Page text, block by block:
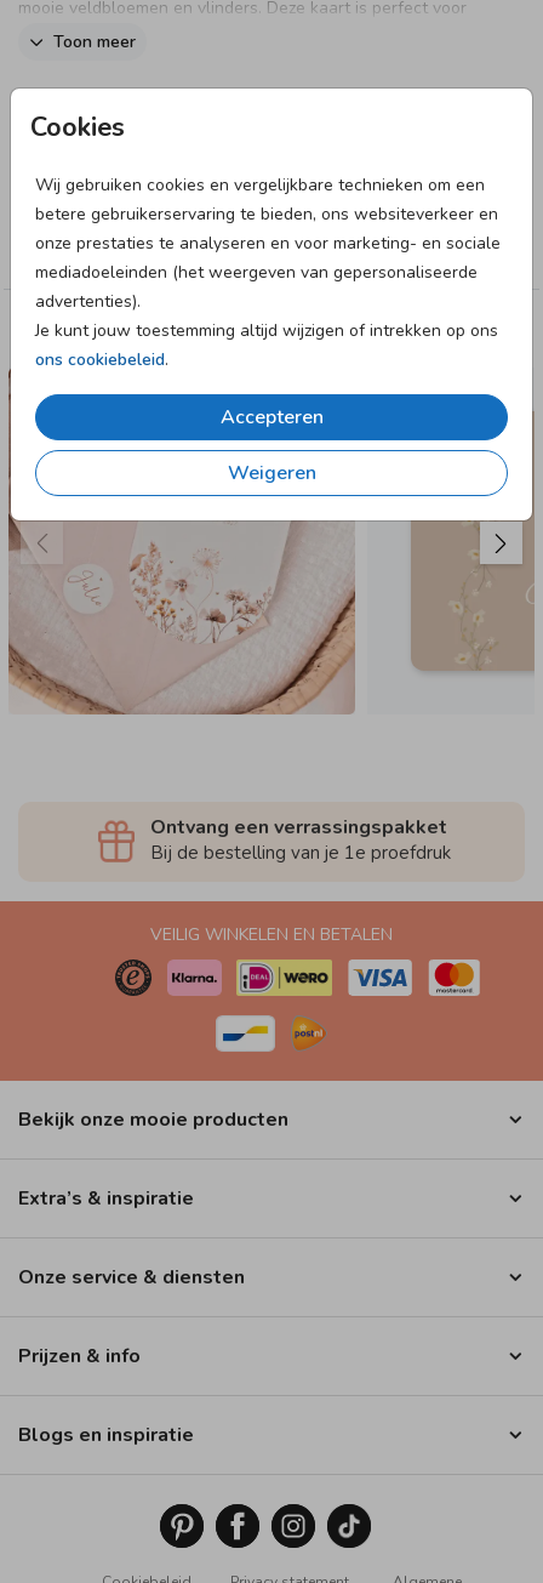
Cookies
Wij gebruiken cookies en vergelijkbare technieken om een
betere gebruikerservaring te bieden, ons websiteverkeer en
onze prestaties te analyseren en voor marketing- en sociale
mediadoeleinden (het weergeven van gepersonaliseerde
advertenties).
Je kunt jouw toestemming altijd wijzigen of intrekken op ons
ons cookiebeleid.
Accepteren
Weigeren
mooie veldbloemen en vlinders. Deze kaart is perfect voor
ouders die een romantische kaart zoeken voor hun dochter.
Toon meer
Collectie
Meisje
Deze designs vind je misschien ook leuk
Ontvang een verrassingspakket
Bij de bestelling van je 1e proefdruk
VEILIG WINKELEN EN BETALEN
Bekijk onze mooie producten
Extra’s & inspiratie
Onze service & diensten
Prijzen & info
Blogs en inspiratie